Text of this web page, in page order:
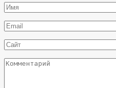
Имя
*
Email
*
Сайт
Комментарий